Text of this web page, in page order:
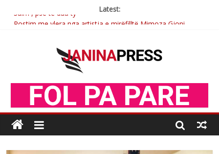
Latest:
Postim me vlera nga artistja e mirëfilltë Mimoza Gjoni
Brahim Çekaj njē veprimtar i respektuar i çeshtjës kombëtare